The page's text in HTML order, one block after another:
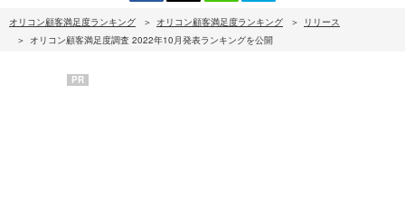
オリコン顧客満足度ランキング オリコン顧客満足度ランキング
リリース
オリコン顧客満足度調査 2022年10月発表ランキングを公開
PR